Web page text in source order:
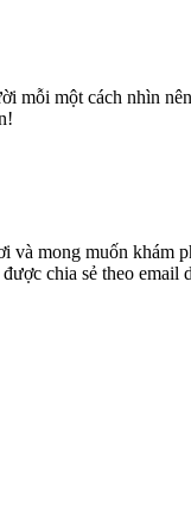
mỗi một cách nhìn
mong muốn khám
chia sẻ theo